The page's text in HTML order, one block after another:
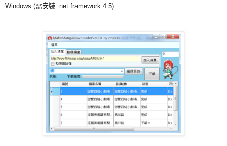
Windows (需安裝 .net framework 4.5)